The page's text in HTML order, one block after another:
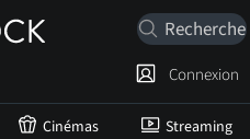
Cinémas Streaming
Connexion